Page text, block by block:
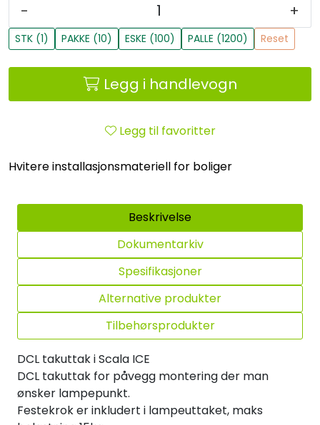
- +
STK (1) PAKKE (10) ESKE (100) PALLE (1200) Reset
Legg i handlevogn
Legg til favoritter
Hvitere installasjonsmateriell for boliger
Beskrivelse
Dokumentarkiv
Spesifikasjoner
Alternative produkter
Tilbehørsprodukter
DCL takuttak i Scala ICE
DCL takuttak for påvegg montering der man
ønsker lampepunkt.
Festekrok er inkludert i lampeuttaket, maks